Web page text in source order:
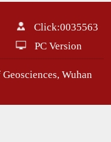
Click:0035563
PC Version
Wuhan